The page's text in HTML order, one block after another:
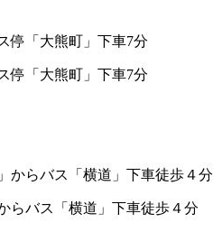
停「大熊町」下車7分
停「大熊町」下車7分
からバス「横道」下車徒歩４分
らバス「横道」下車徒歩４分